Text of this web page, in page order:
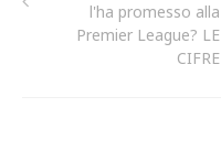
l'ha promesso alla
Premier League? LE
CIFRE